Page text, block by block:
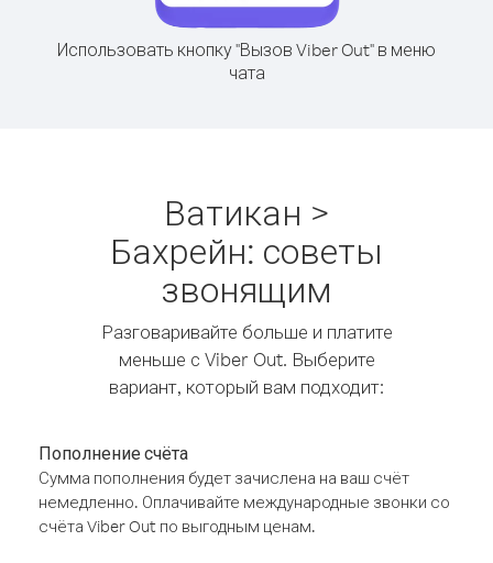
Использовать кнопку "Вызов Viber Out" в меню
чата
Ватикан >
Бахрейн: советы
звонящим
Разговаривайте больше и платите
меньше с Viber Out. Выберите
вариант, который вам подходит:
Пополнение счёта
Сумма пополнения будет зачислена на ваш счёт
немедленно. Оплачивайте международные звонки со
счёта Viber Out по выгодным ценам.